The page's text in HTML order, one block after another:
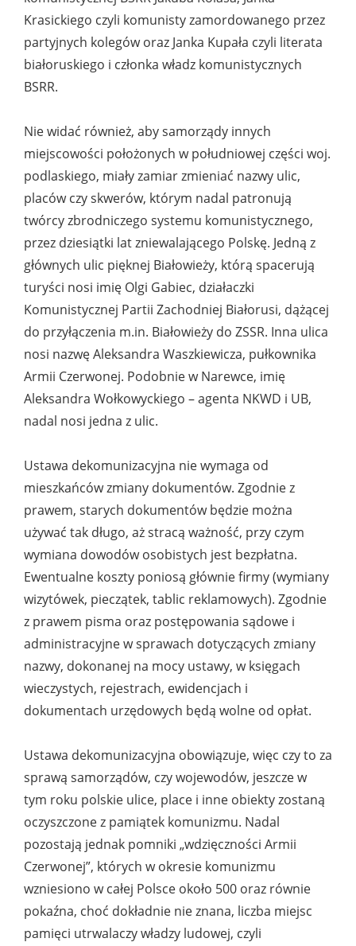
Krasickiego czyli komunisty zamordowanego przez
partyjnych kolegów oraz Janka Kupała czyli literata
białoruskiego i członka władz komunistycznych
BSRR.
Nie widać również, aby samorządy innych
miejscowości położonych w południowej części woj.
podlaskiego, miały zamiar zmieniać nazwy ulic,
placów czy skwerów, którym nadal patronują
twórcy zbrodniczego systemu komunistycznego,
przez dziesiątki lat zniewalającego Polskę. Jedną z
głównych ulic pięknej Białowieży, którą spacerują
turyści nosi imię Olgi Gabiec, działaczki
Komunistycznej Partii Zachodniej Białorusi, dążącej
do przyłączenia m.in. Białowieży do ZSSR. Inna ulica
nosi nazwę Aleksandra Waszkiewicza, pułkownika
Armii Czerwonej. Podobnie w Narewce, imię
Aleksandra Wołkowyckiego – agenta NKWD i UB,
nadal nosi jedna z ulic.
Ustawa dekomunizacyjna nie wymaga od
mieszkańców zmiany dokumentów. Zgodnie z
prawem, starych dokumentów będzie można
używać tak długo, aż stracą ważność, przy czym
wymiana dowodów osobistych jest bezpłatna.
Ewentualne koszty poniosą głównie firmy (wymiany
wizytówek, pieczątek, tablic reklamowych). Zgodnie
z prawem pisma oraz postępowania sądowe i
administracyjne w sprawach dotyczących zmiany
nazwy, dokonanej na mocy ustawy, w księgach
wieczystych, rejestrach, ewidencjach i
dokumentach urzędowych będą wolne od opłat.
Ustawa dekomunizacyjna obowiązuje, więc czy to za
sprawą samorządów, czy wojewodów, jeszcze w
tym roku polskie ulice, place i inne obiekty zostaną
oczyszczone z pamiątek komunizmu. Nadal
pozostają jednak pomniki „wdzięczności Armii
Czerwonej”, których w okresie komunizmu
wzniesiono w całej Polsce około 500 oraz równie
pokaźna, choć dokładnie nie znana, liczba miejsc
pamięci utrwalaczy władzy ludowej, czyli